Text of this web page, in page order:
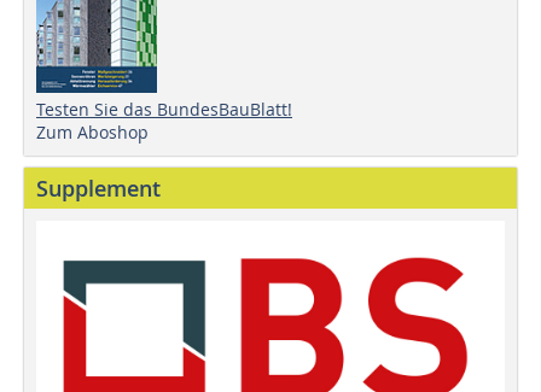
Testen Sie das BundesBauBlatt!
Zum Aboshop
Supplement